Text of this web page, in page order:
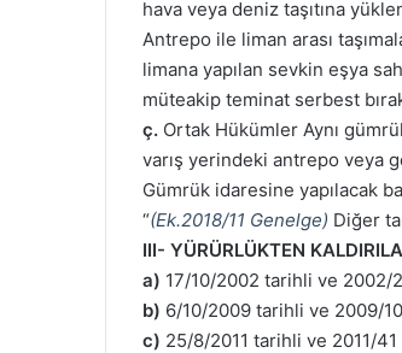
hava veya deniz taşıtına
Antrepo ile liman arası
limana yapılan sevkin eşya
müteakip teminat serbest
ç. Ortak Hükümler Aynı
varış yerindeki antrepo veya
Gümrük idaresine yapılacak
“(Ek.2018/11 Genelge) Diğer
III- YÜRÜRLÜKTEN
a) 17/10/2002 tarihli ve 2002/
b) 6/10/2009 tarihli ve 2009/
c) 25/8/2011 tarihli ve 2011/41